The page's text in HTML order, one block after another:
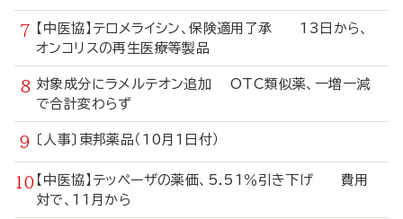
【中医協】テロメライシン、保険適用了承 13日から、
オンコリスの再生医療等製品
対象成分にラメルテオン追加 OTC類似薬、一増一減
で合計変わらず
〔人事〕東邦薬品（10月1日付）
【中医協】テッペーザの薬価、5.51％引き下げ 費用
対で、11月から